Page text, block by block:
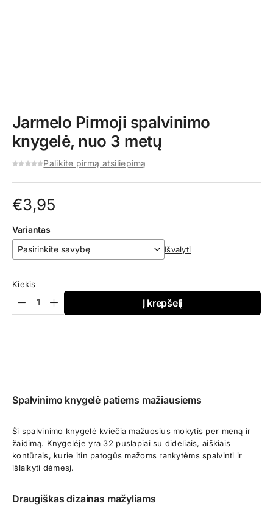
Jarmelo Pirmoji spalvinimo
knygelė, nuo 3 metų
Palikite pirmą atsiliepimą
€3,95
Variantas
Išvalyti
Kiekis
Į krepšelį
Spalvinimo knygelė patiems mažiausiems
Ši spalvinimo knygelė kviečia mažuosius mokytis per meną ir
žaidimą. Knygelėje yra 32 puslapiai su dideliais, aiškiais
kontūrais, kurie itin patogūs mažoms rankytėms spalvinti ir
išlaikyti dėmesį.
Draugiškas dizainas mažyliams